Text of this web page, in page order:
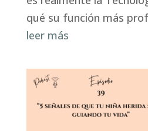
qué su función más
leer más